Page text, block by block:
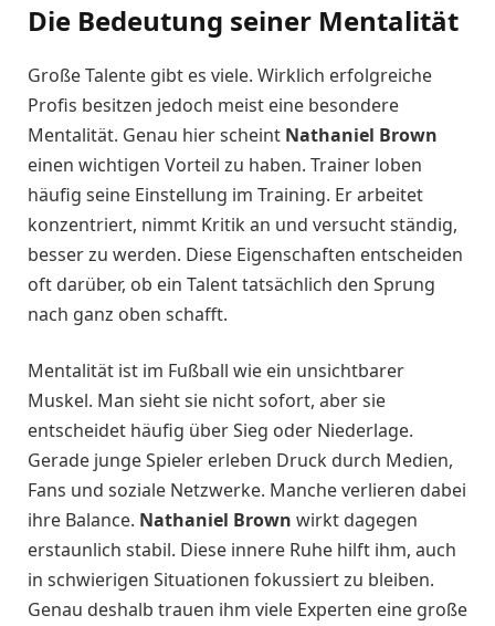
Die Bedeutung seiner Mentalität
Große Talente gibt es viele. Wirklich erfolgreiche
Profis besitzen jedoch meist eine besondere
Mentalität. Genau hier scheint Nathaniel Brown
einen wichtigen Vorteil zu haben. Trainer loben
häufig seine Einstellung im Training. Er arbeitet
konzentriert, nimmt Kritik an und versucht ständig,
besser zu werden. Diese Eigenschaften entscheiden
oft darüber, ob ein Talent tatsächlich den Sprung
nach ganz oben schafft.
Mentalität ist im Fußball wie ein unsichtbarer
Muskel. Man sieht sie nicht sofort, aber sie
entscheidet häufig über Sieg oder Niederlage.
Gerade junge Spieler erleben Druck durch Medien,
Fans und soziale Netzwerke. Manche verlieren dabei
ihre Balance. Nathaniel Brown wirkt dagegen
erstaunlich stabil. Diese innere Ruhe hilft ihm, auch
in schwierigen Situationen fokussiert zu bleiben.
Genau deshalb trauen ihm viele Experten eine große